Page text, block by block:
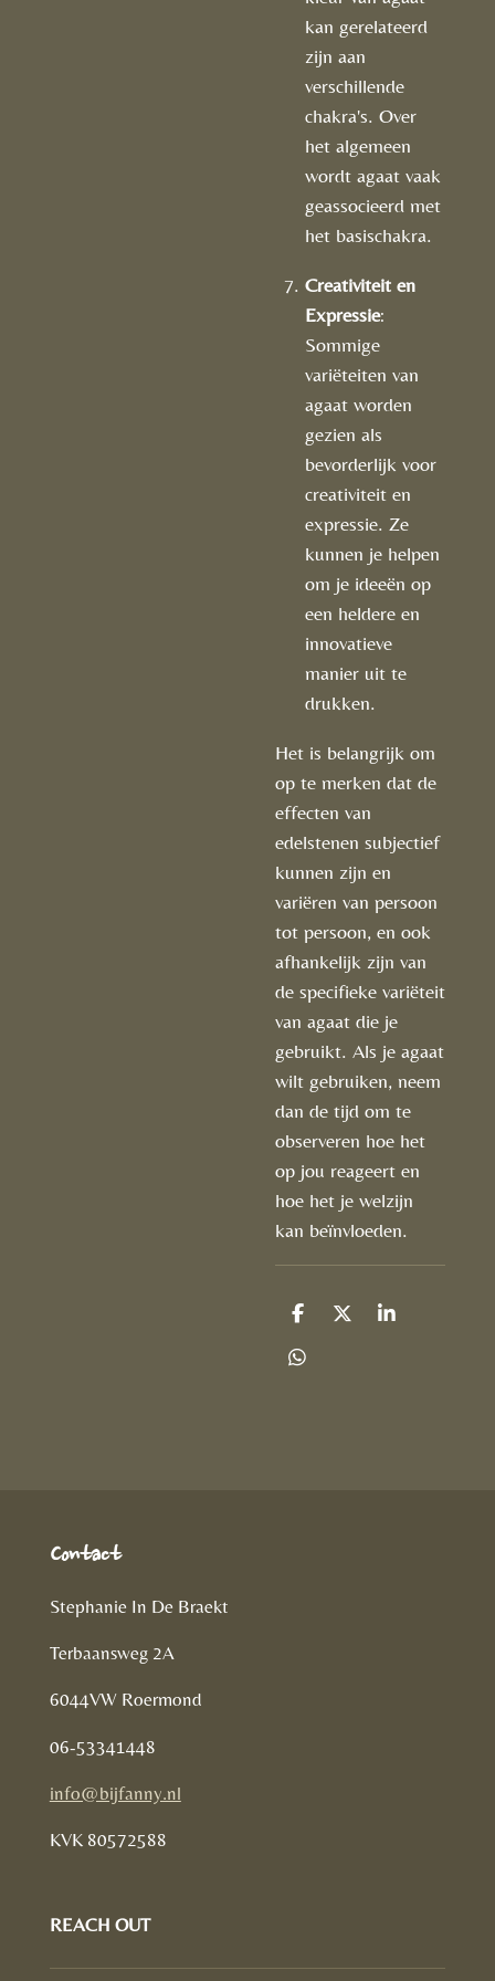
kan gerelateerd
zijn aan
verschillende
chakra's. Over
het algemeen
wordt agaat vaak
geassocieerd met
het basischakra.
Creativiteit en
Expressie:
Sommige
variëteiten van
agaat worden
gezien als
bevorderlijk voor
creativiteit en
expressie. Ze
kunnen je helpen
om je ideeën op
een heldere en
innovatieve
manier uit te
drukken.
Het is belangrijk om
op te merken dat de
effecten van
edelstenen subjectief
kunnen zijn en
variëren van persoon
tot persoon, en ook
afhankelijk zijn van
de specifieke variëteit
van agaat die je
gebruikt. Als je agaat
wilt gebruiken, neem
dan de tijd om te
observeren hoe het
op jou reageert en
hoe het je welzijn
kan beïnvloeden.
D
l
D
S
D
Contact
Stephanie In De Braekt
Terbaansweg 2A
6044VW Roermond
06-53341448
info@bijfanny.nl
KVK 80572588
REACH OUT